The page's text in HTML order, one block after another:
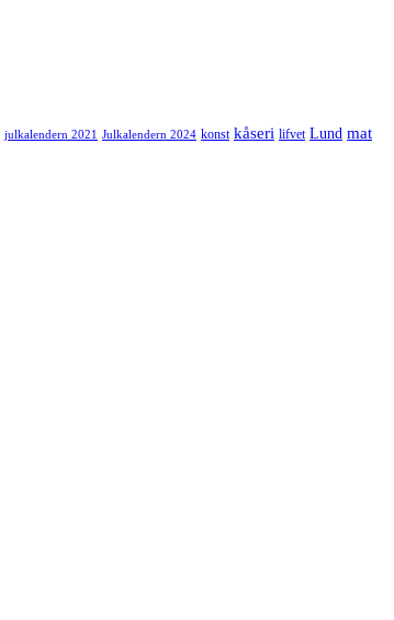
julkalendern 2021 Julkalendern 2024 konst kåseri lifvet Lund mat